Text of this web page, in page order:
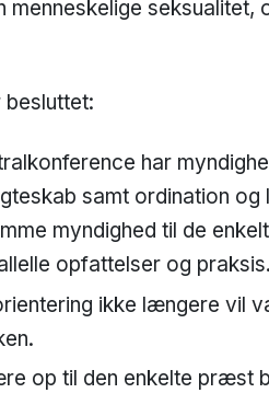
menneskelige
besluttet:
har
samt ordination
myndighed til de
opfattelser og praksis.
ikke længere vil
op til den enkelte præst